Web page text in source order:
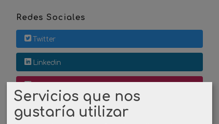
Redes Sociales
Twitter
Linkedin
Facebook
Servicios que nos
gustaría utilizar